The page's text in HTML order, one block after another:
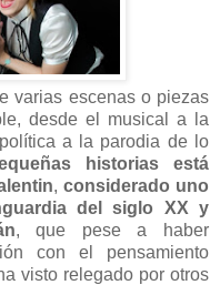
varias escenas o piezas
desde el musical a la
a la parodia de lo
historias está
, considerado uno
del siglo XX y
, que pese a haber
con el pensamiento
visto relegado por otros